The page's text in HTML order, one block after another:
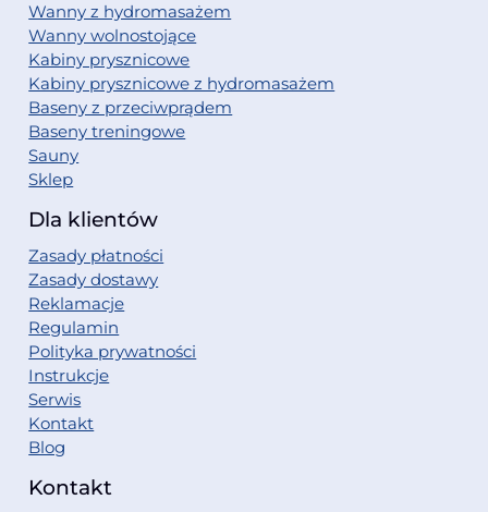
Wanny z hydromasażem
Wanny wolnostojące
Kabiny prysznicowe
Kabiny prysznicowe z hydromasażem
Baseny z przeciwprądem
Baseny treningowe
Sauny
Sklep
Dla klientów
Zasady płatności
Zasady dostawy
Reklamacje
Regulamin
Polityka prywatności
Instrukcje
Serwis
Kontakt
Blog
Kontakt